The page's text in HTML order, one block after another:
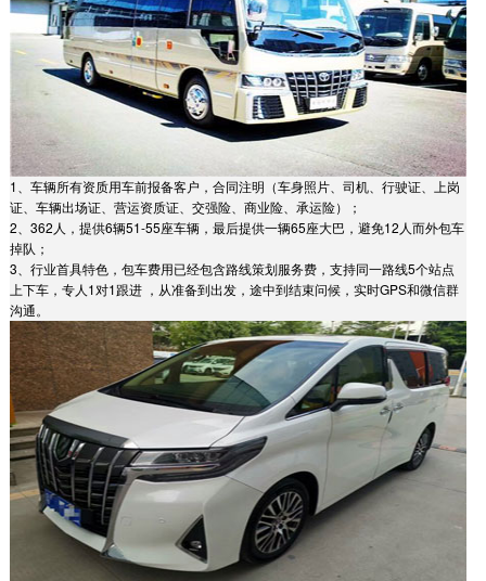
1、车辆所有资质用车前报备客户，合同注明（车身照片、司机、行驶证、上岗
证、车辆出场证、营运资质证、交强险、商业险、承运险）；
2、362人，提供6辆51-55座车辆，最后提供一辆65座大巴，避免12人而外包车
掉队；
3、行业首具特色，包车费用已经包含路线策划服务费，支持同一路线5个站点
上下车，专人1对1跟进 ，从准备到出发，途中到结束问候，实时GPS和微信群
沟通。